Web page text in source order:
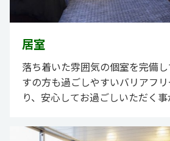
居室
落ち着いた雰囲気の個室を完備
すの方も過ごしやすいバリアフ
り、安心してお過ごしいただく事